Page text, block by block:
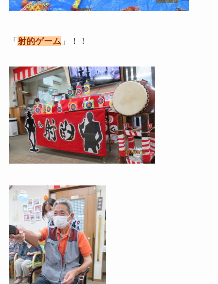
「 射的ゲーム 」！！